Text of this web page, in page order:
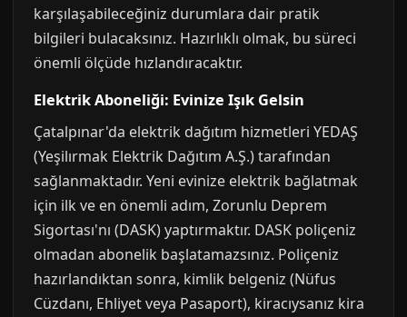
karşılaşabileceğiniz durumlara dair pratik
bilgileri bulacaksınız. Hazırlıklı olmak, bu süreci
önemli ölçüde hızlandıracaktır.
Elektrik Aboneliği: Evinize Işık Gelsin
Çatalpınar'da elektrik dağıtım hizmetleri YEDAŞ
(Yeşilırmak Elektrik Dağıtım A.Ş.) tarafından
sağlanmaktadır. Yeni evinize elektrik bağlatmak
için ilk ve en önemli adım, Zorunlu Deprem
Sigortası'nı (DASK) yaptırmaktır. DASK poliçeniz
olmadan abonelik başlatamazsınız. Poliçeniz
hazırlandıktan sonra, kimlik belgeniz (Nüfus
Cüzdanı, Ehliyet veya Pasaport), kiracıysanız kira